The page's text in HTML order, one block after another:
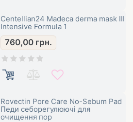
Centellian24 Madeca derma mask III
Intensive Formula 1
760,00 грн.
Rovectin Pore Care No-Sebum Pad
Педи себорегулюючі для
очищення пор